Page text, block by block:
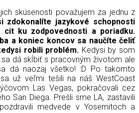
skúsenosti považujem za jednu z
zdokonalíte jazykové schopnosti
ku zodpovednosti a poriadku.
a koniec koncov sa naučíte čeliť
robili problém. Kedysi by som
dá skĺbiť s pracovným životom ale
dá naozaj všetko! :D Po takomto
už veľmi tešili na náš WestCoast
Las Vegas, pokračovali cez
San Diega. Prešli sme LA, zastavili
medvede v Yosemitoch a